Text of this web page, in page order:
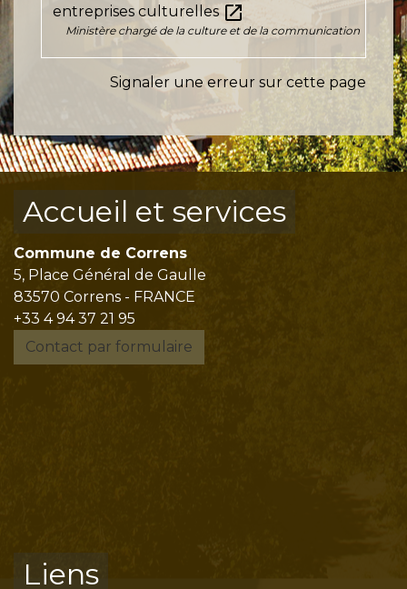
entreprises culturelles open_in_new
Ministère chargé de la culture et de la communication
Signaler une erreur sur cette page
Accueil et services
Commune de Correns
5, Place Général de Gaulle
83570 Correns - FRANCE
+33 4 94 37 21 95
Contact par formulaire
Liens